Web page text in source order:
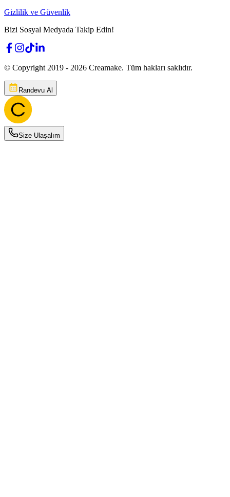
Gizlilik ve Güvenlik
Bizi Sosyal Medyada Takip Edin!
© Copyright 2019 - 2026 Creamake. Tüm hakları saklıdır.
Randevu Al
Size Ulaşalım